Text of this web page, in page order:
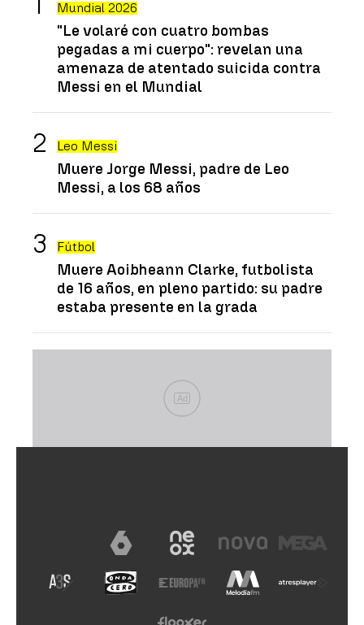
Mundial 2026
"Le volaré con cuatro bombas
pegadas a mi cuerpo": revelan una
amenaza de atentado suicida contra
Messi en el Mundial
Leo Messi
Muere Jorge Messi, padre de Leo
Messi, a los 68 años
Fútbol
Muere Aoibheann Clarke, futbolista
de 16 años, en pleno partido: su padre
estaba presente en la grada
Ad